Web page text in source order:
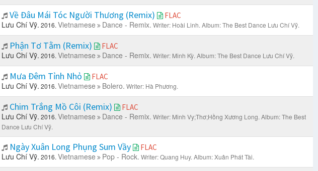
Về Đâu Mái Tóc Người Thương (Remix) FLAC
Lưu Chí Vỹ. 2016. Vietnamese Dance - Remix. Writer: Hoài Linh. Album: The Best Dance Lưu Chí Vỹ.
Phận Tơ Tằm (Remix) FLAC
Lưu Chí Vỹ. 2016. Vietnamese Dance - Remix. Writer: Minh Kỳ. Album: The Best Dance Lưu Chí Vỹ.
Mưa Đêm Tỉnh Nhỏ FLAC
Lưu Chí Vỹ. 2016. Vietnamese Bolero. Writer: Hà Phương.
Chim Trắng Mồ Côi (Remix) FLAC
Lưu Chí Vỹ. 2016. Vietnamese Dance - Remix. Writer: Minh Vy;Thơ;Hồng Xương Long. Album: The Best
Dance Lưu Chí Vỹ.
Ngày Xuân Long Phụng Sum Vầy FLAC
Lưu Chí Vỹ. 2016. Vietnamese Pop - Rock. Writer: Quang Huy. Album: Xuân Phát Tài.